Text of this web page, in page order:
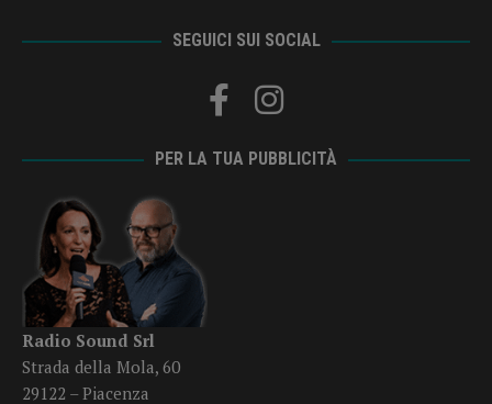
SEGUICI SUI SOCIAL
PER LA TUA PUBBLICITÀ
Radio Sound Srl
Strada della Mola, 60
29122 – Piacenza